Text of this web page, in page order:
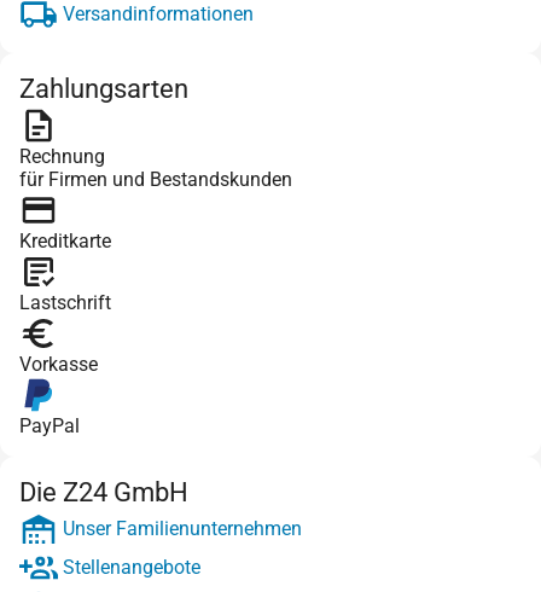
Versandinformationen
Zahlungsarten
Rechnung
für Firmen und Bestandskunden
Kreditkarte
Lastschrift
Vorkasse
PayPal
Die Z24 GmbH
Unser Familienunternehmen
Stellenangebote